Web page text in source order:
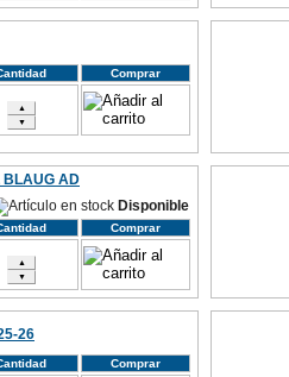
Comprar
BLAUG AD
Disponible
Comprar
26
Comprar